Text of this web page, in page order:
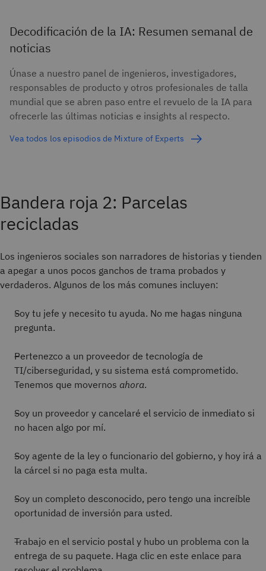
Decodificación de la IA: Resumen semanal de
noticias
Únase a nuestro panel de ingenieros, investigadores,
responsables de producto y otros profesionales de talla
mundial que se abren paso entre el revuelo de la IA para
ofrecerle las últimas noticias e insights al respecto.
Vea todos los episodios de Mixture of Experts
Bandera roja 2: Parcelas
recicladas
Los ingenieros sociales son narradores de historias y tienden
a apegar a unos pocos ganchos de trama probados y
verdaderos. Algunos de los más comunes incluyen:
Soy tu jefe y necesito tu ayuda. No me hagas ninguna
pregunta.
Pertenezco a un proveedor de tecnología de
TI/ciberseguridad, y su sistema está comprometido.
Tenemos que movernos ahora.
Soy un proveedor y cancelaré el servicio de inmediato si
no hacen algo por mí.
Soy agente de la ley o funcionario del gobierno, y hoy irá a
la cárcel si no paga esta multa.
Soy un completo desconocido, pero tengo una increíble
oportunidad de inversión para usted.
Trabajo en el servicio postal y hubo un problema con la
entrega de su paquete. Haga clic en este enlace para